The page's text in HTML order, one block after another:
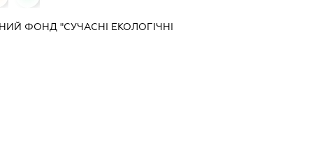
ФОНД "СУЧАСНІ ЕКОЛОГІЧНІ